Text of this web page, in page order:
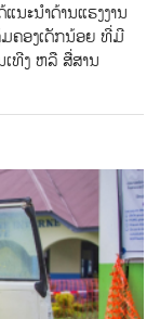
ນະນຳດ້ານແຮງງານ
ຄອງເດັກນ້ອຍ ທີ່ມີ
ທີງ ຫລື ສື່ສານ